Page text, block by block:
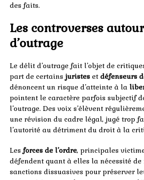
des faits.
Les controverses
d’outrage
Le délit d’outrage fait l’objet de
part de certains juristes et défenseurs
dénoncent un risque d’atteinte à la
pointent le caractère parfois subjectif
l’outrage. Des voix s’élèvent
une révision du cadre légal, jugé trop
l’autorité au détriment du droit à la
Lesforces de l’ordre, principales
défendent quant à elles la nécessité
sanctions dissuasives pour préserver